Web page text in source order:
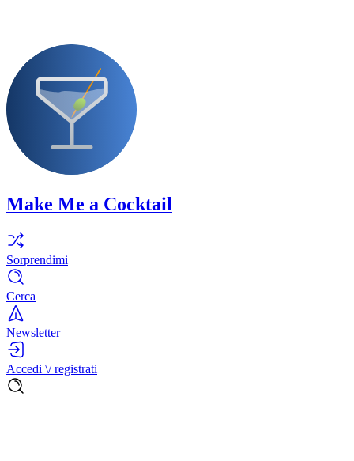
Make Me a Cocktail
Sorprendimi
Cerca
Newsletter
Accedi \/ registrati